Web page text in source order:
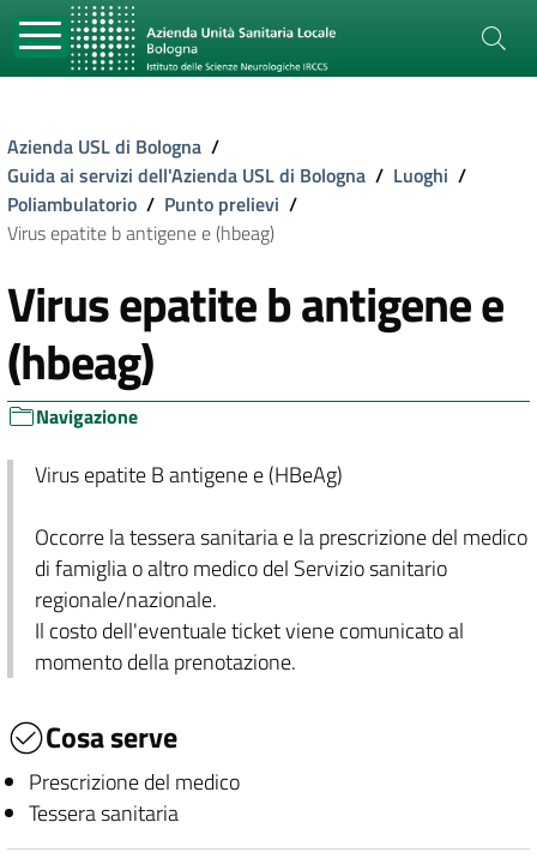
Azienda USL di Bologna /
Guida ai servizi dell'Azienda USL di Bologna / Luoghi /
Poliambulatorio / Punto prelievi /
Virus epatite b antigene e (hbeag)
Virus epatite b antigene e
(hbeag)
Navigazione
Virus epatite B antigene e (HBeAg)
Occorre la tessera sanitaria e la prescrizione del medico
di famiglia o altro medico del Servizio sanitario
regionale/nazionale.
Il costo dell'eventuale ticket viene comunicato al
momento della prenotazione.
Cosa serve
Prescrizione del medico
Tessera sanitaria